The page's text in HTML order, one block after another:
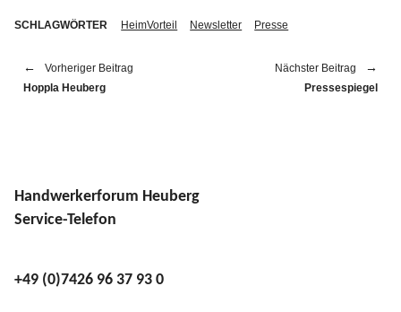
SCHLAGWÖRTER HeimVorteil Newsletter Presse
Vorheriger Beitrag
Hoppla Heuberg
Nächster Beitrag
Pressespiegel
Handwerkerforum Heuberg
Service-Telefon
+49 (0)7426 96 37 93 0